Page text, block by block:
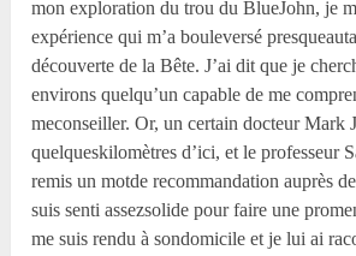
mon exploration du trou du BlueJohn, je
expérience qui m’a bouleversé
découverte de la Bête. J’ai dit que je
environs quelqu’un capable de me
meconseiller. Or, un certain docteur Mark
quelqueskilomètres d’ici, et le professeur
remis un motde recommandation auprès
suis senti assezsolide pour faire une
me suis rendu à sondomicile et je lui ai